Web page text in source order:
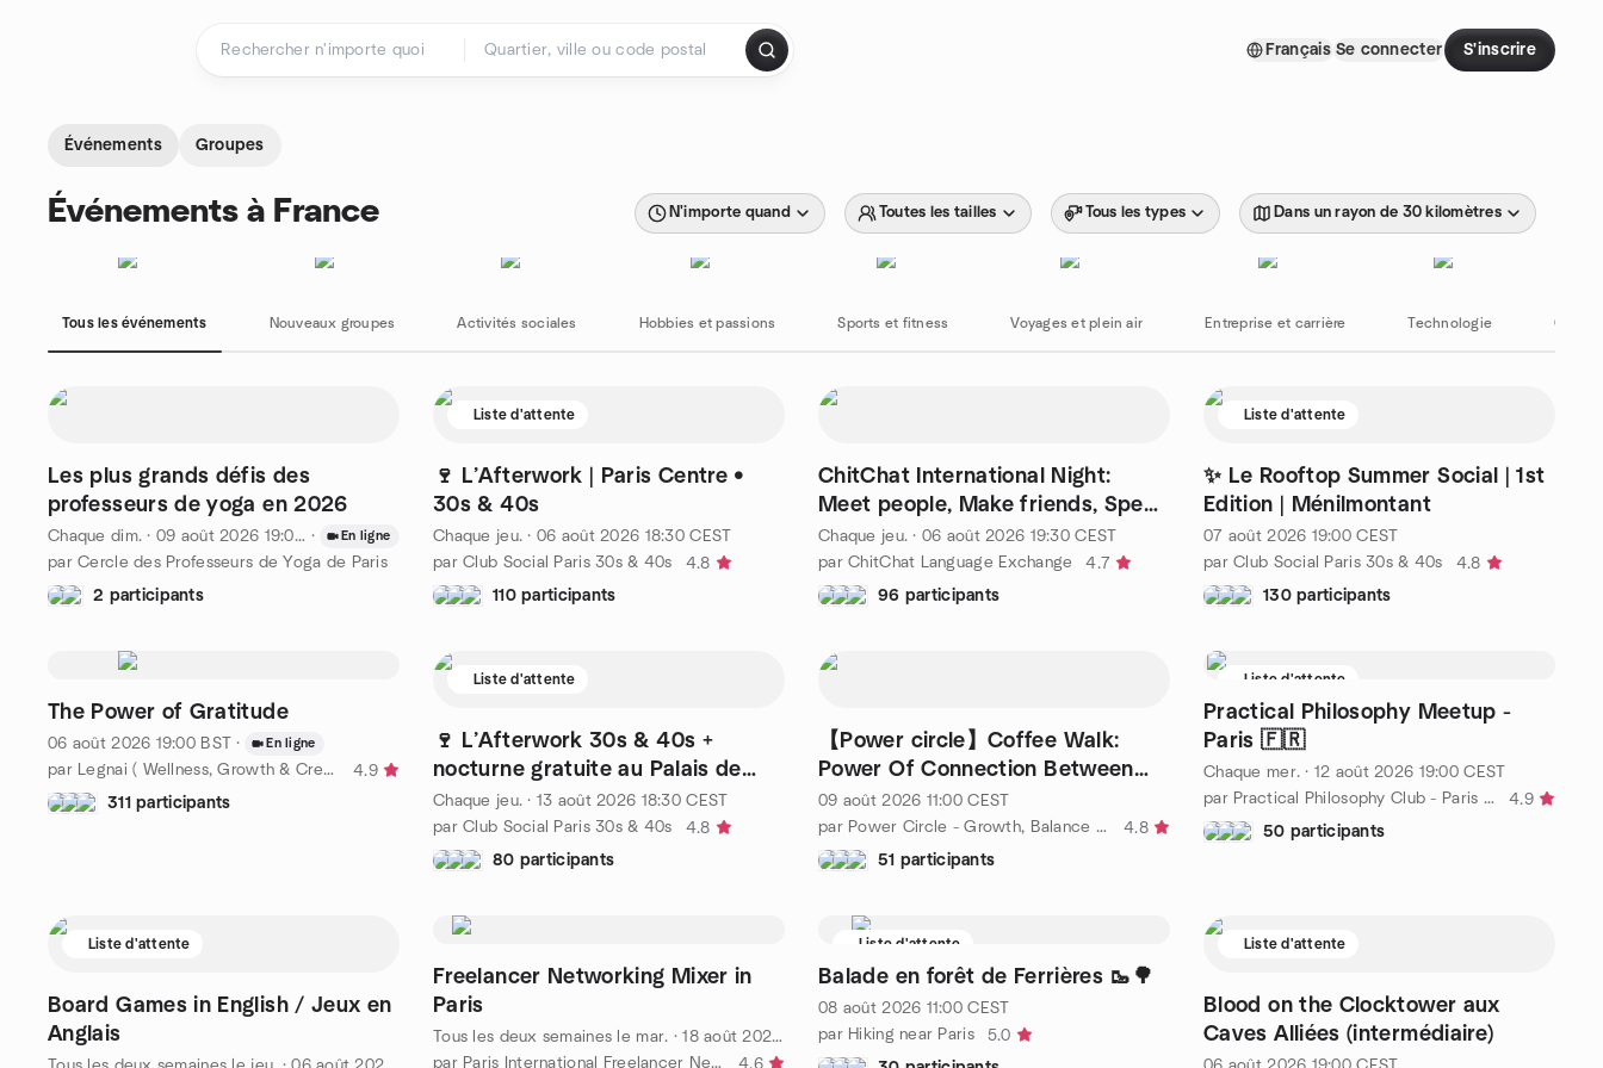
Français Se connecter S'inscrire
Événements Groupes
Événements à France N'importe quand Toutes les tailles Tous les types Dans un rayon de 30 kilomètres
Tous les événements Nouveaux groupes Activités sociales Hobbies et passions Sports et fitness Voyages et plein air Entreprise et carrière Technologie
Les plus grands défis des
professeurs de yoga en 2026
Chaque dim. · 09 août 2026 19:00 CEST
· En ligne
par Cercle des Professeurs de Yoga de Paris
2 participants
Liste d'attente
🍷 L’Afterwork | Paris Centre •
30s & 40s
Chaque jeu. · 06 août 2026 18:30 CEST
par Club Social Paris 30s & 40s
4.8
110 participants
ChitChat International Night:
Meet people, Make friends, Speak
languages
Chaque jeu. · 06 août 2026 19:30 CEST
par ChitChat Language Exchange
4.7
96 participants
Liste d'attente
✨ Le Rooftop Summer Social | 1st
Edition | Ménilmontant
07 août 2026 19:00 CEST
par Club Social Paris 30s & 40s
4.8
130 participants
The Power of Gratitude
06 août 2026 19:00 BST · En ligne
par Legnai ( Wellness, Growth & Creativity)
4.9
311 participants
Liste d'attente
🍷 L’Afterwork 30s & 40s +
nocturne gratuite au Palais de
Tokyo ✨
Chaque jeu. · 13 août 2026 18:30 CEST
par Club Social Paris 30s & 40s
4.8
80 participants
【Power circle】Coffee Walk:
Power Of Connection Between
Women
09 août 2026 11:00 CEST
par Power Circle - Growth, Balance & High-Quality Living
4.8
51 participants
Liste d'attente
Practical Philosophy Meetup -
Paris 🇫🇷
Chaque mer. · 12 août 2026 19:00 CEST
par Practical Philosophy Club - Paris 🇫🇷
4.9
50 participants
Liste d'attente
Board Games in English / Jeux en
Anglais
Freelancer Networking Mixer in
Paris
Tous les deux semaines le mar. ·18 août 2026 18:30 CEST
par Paris International Freelancer Networking Group
4.6
Liste d'attente
Balade en forêt de Ferrières 🥾🌳
08 août 2026 11:00 CEST
par Hiking near Paris
5.0
Liste d'attente
Blood on the Clocktower aux
Caves Alliées (intermédiaire)